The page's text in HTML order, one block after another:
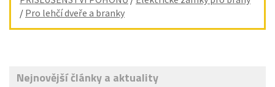
/ Pro lehčí dveře a branky
Nejnovější články a aktuality